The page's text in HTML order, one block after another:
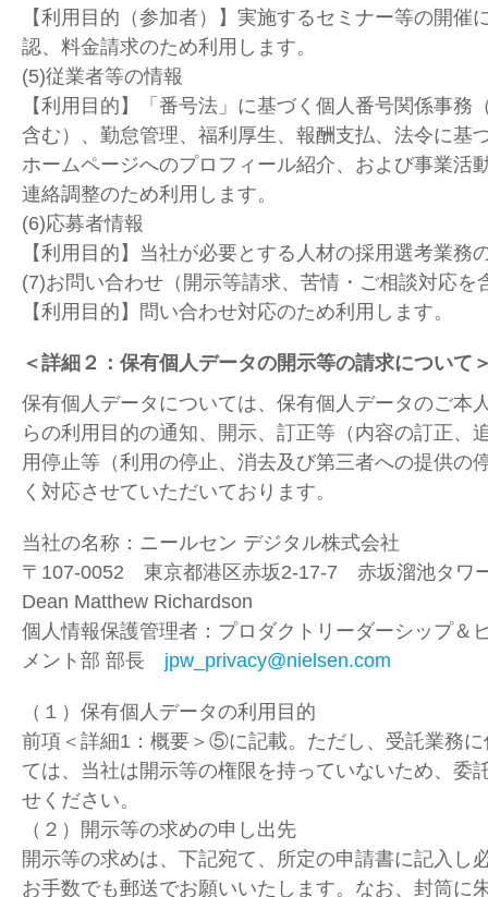
【利用目的（参加者）】実施するセミナー等の開催
認、料金請求のため利用します。
(5)従業者等の情報
【利用目的】「番号法」に基づく個人番号関係事務
含む）、勤怠管理、福利厚生、報酬支払、法令に基
ホームページへのプロフィール紹介、および事業活
連絡調整のため利用します。
(6)応募者情報
【利用目的】当社が必要とする人材の採用選考業務
(7)お問い合わせ（開示等請求、苦情・ご相談対応を
【利用目的】問い合わせ対応のため利用します。
＜詳細２：保有個人データの開示等の請求について
保有個人データについては、保有個人データのご本
らの利用目的の通知、開示、訂正等（内容の訂正、
用停止等（利用の停止、消去及び第三者への提供の
く対応させていただいております。
当社の名称：ニールセン デジタル株式会社
〒107-0052 東京都港区赤坂2-17-7 赤坂溜池タワ
Dean Matthew Richardson
個人情報保護管理者：プロダクトリーダーシップ＆
メント部 部長 jpw_privacy@nielsen.com
（１）保有個人データの利用目的
前項＜詳細1：概要＞⑤に記載。ただし、受託業務
ては、当社は開示等の権限を持っていないため、委
せください。
（２）開示等の求めの申し出先
開示等の求めは、下記宛て、所定の申請書に記入し
お手数でも郵送でお願いいたします。なお、封筒に